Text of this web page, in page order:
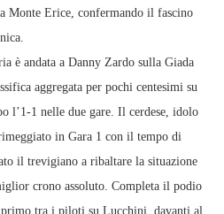
Monte Erice, confermando il fascino
è andata a Danny Zardo sulla Giada
aggregata per pochi centesimi su
l’1-1 nelle due gare. Il cerdese, idolo
in Gara 1 con il tempo di
il trevigiano a ribaltare la situazione
crono assoluto. Completa il podio
tra i piloti su Lucchini, davanti al